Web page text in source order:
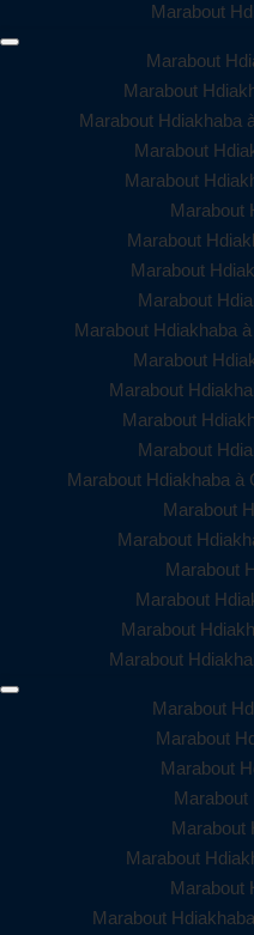
Marabout
Marabout
Marabout
Marabout Hdiakhaba
Marabout
Marabout
Marabout
Marabout
Marabout
Marabout
Marabout Hdiakhaba
Marabout
Marabout
Marabout
Marabout
Marabout Hdiakhaba à
Marabout
Marabout
Marabout
Marabout
Marabout
Marabout
Marabout
Marabout
Marabout
Marabout
Marabout
Marabout
Marabout
Marabout